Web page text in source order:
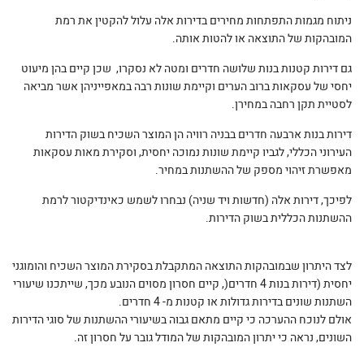
ניתוח מגמות התפתחות מחירים בדירות אלה עלול להקטין את רמת
המובהקות של התוצאה או להטות אותה.
גם דירות קטנות בנות שלושה חדרים ומטה לא נסקרו, שכן קיים בהן מיעוט
יחסי של עסקאות ברוב הערים וקיימת שונות רבה במאפייניהן אשר מביאה
לסטיית תקן רחבה במחירן.
דירות בנות ארבעה חדרים בבניה רוויה הן המוצר השכיח בשוק הדירות
העירוני הכללי, לגביו קיימת שונות נמוכה יחסית, וסקירת מאות עסקאות
מאפשרת זיהוי מספק של ההשתנות במחיר.
לפיכך, דירות אלה (חדשות ויד שניה) נבחרו לשמש כאינדיקטור לרמת
ההשתנות הכללית בשוק הדירות.
לצד היתרון שבמובהקות התוצאה המתקבלת בסקירת המוצר השכיח והומוגני
יחסית (דירות בנות 4 חדרים(, קיים חסרון מסוים הנובע מכך, שייתכנו שיעורי
השתנות שונים בדירות גדולות או קטנות מ- 4 חדרים.
אולם לנוכח ההערכה כי קיים מתאם גבוה בשיעורי ההשתנות של סוגי הדירות
השונים, נראה כי יתרון המובהקות של המודל גובר על חסרון זה.